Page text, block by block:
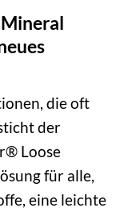
die oft
der
Loose
für alle,
eine leichte